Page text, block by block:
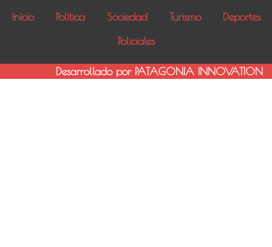
Inicio Política Sociedad Turismo
Deportes
Policiales
Desarrollado por PATAGONIA INNOVATION